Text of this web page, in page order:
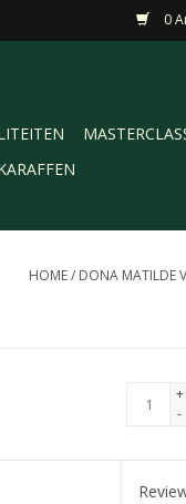
0
HOME/ DONA MATILDE
+
-